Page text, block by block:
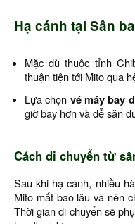
Hạ cánh tại Sân
Mặc dù thuộc tỉnh
thuận tiện tới Mito qua
Lựa chọn vé máy bay
giờ bay hơn và dễ săn
Cách di chuyển từ
Sau khi hạ cánh, nhiều
Mito mất bao lâu và nên
Thời gian di chuyển sẽ